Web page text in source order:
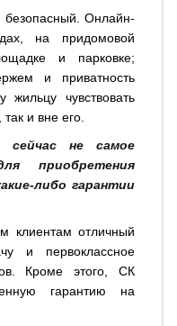
Онлайн-
на придомовой
и парковке;
и приватность
жильцу чувствовать
и вне его.
не самое
приобретения
либо гарантии
клиентам отличный
и первоклассное
Кроме этого, СК
гарантию на